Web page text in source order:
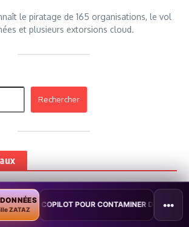
le piratage de 165 organisations, le vol
et plusieurs extorsions cloud.
Rechercher
Suivre
ZATAZ
DES DOCUMENTS • TAÏWAN TESTE
•••